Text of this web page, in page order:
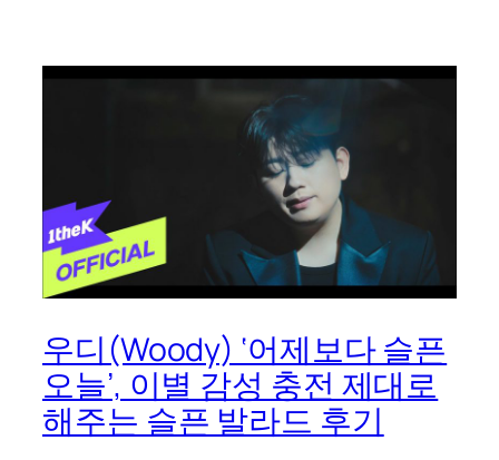
우디(Woody) ‘어제보다 슬픈
오늘’, 이별 감성 충전 제대로
해주는 슬픈 발라드 후기